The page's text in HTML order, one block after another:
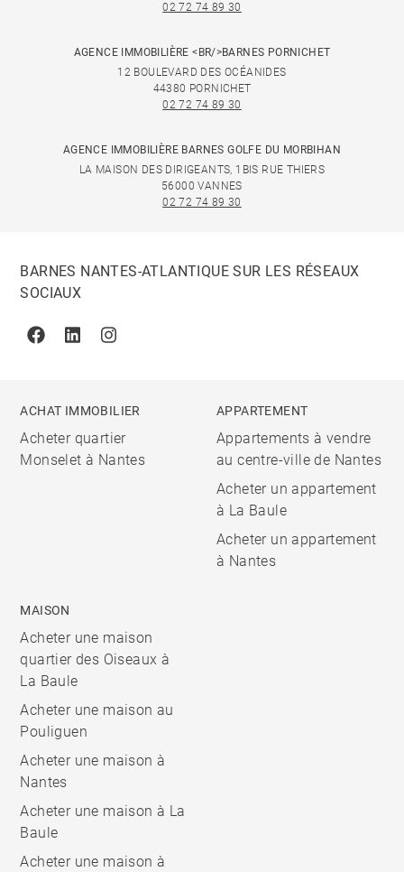
02 72 74 89 30
AGENCE IMMOBILIÈRE <BR/>BARNES PORNICHET
12 BOULEVARD DES OCÉANIDES
44380 PORNICHET
02 72 74 89 30
AGENCE IMMOBILIÈRE BARNES GOLFE DU MORBIHAN
LA MAISON DES DIRIGEANTS, 1BIS RUE THIERS
56000 VANNES
02 72 74 89 30
BARNES NANTES-ATLANTIQUE SUR LES RÉSEAUX
SOCIAUX
FacebookLinkedinInstagram
ACHAT IMMOBILIER
Acheter quartier
Monselet à Nantes
APPARTEMENT
Appartements à vendre
au centre-ville de Nantes
Acheter un appartement
à La Baule
Acheter un appartement
à Nantes
MAISON
Acheter une maison
quartier des Oiseaux à
La Baule
Acheter une maison au
Pouliguen
Acheter une maison à
Nantes
Acheter une maison à La
Baule
Acheter une maison à